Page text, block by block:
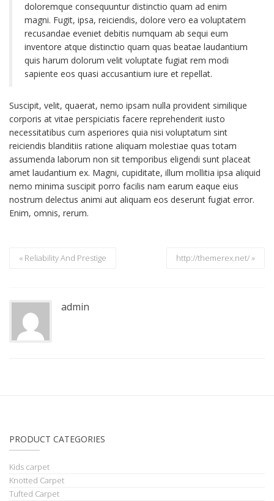
doloremque consequuntur distinctio quam ad enim
magni. Fugit, ipsa, reiciendis, dolore vero ea voluptatem
recusandae eveniet debitis numquam ab sequi eum
inventore atque distinctio quam quas beatae laudantium
quis harum dolorum velit voluptate fugiat rem modi
sapiente eos quasi accusantium iure et repellat.
Suscipit, velit, quaerat, nemo ipsam nulla provident similique
corporis at vitae perspiciatis facere reprehenderit iusto
necessitatibus cum asperiores quia nisi voluptatum sint
reiciendis blanditiis ratione aliquam molestiae quas totam
assumenda laborum non sit temporibus eligendi sunt placeat
amet laudantium ex. Magni, cupiditate, illum mollitia ipsa aliquid
nemo minima suscipit porro facilis nam earum eaque eius
nostrum delectus animi aut aliquam eos deserunt fugiat error.
Enim, omnis, rerum.
« Reliability And Prestige http://themerex.net/ »
admin
PRODUCT CATEGORIES
Kids carpet
Knotted Carpet
Tufted Carpet